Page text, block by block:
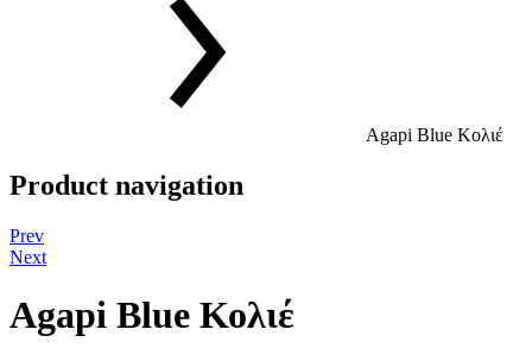
Agapi Blue Κολιέ
Product navigation
Prev
Next
Agapi Blue Κολιέ